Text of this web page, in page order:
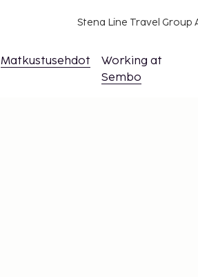
Stena Line Travel Group
Matkustusehdot
Working at
Sembo